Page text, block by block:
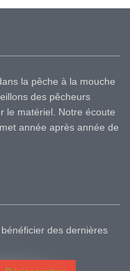
la pêche à la mouche
des pêcheurs
le matériel. Notre écoute
année après année de
des dernières